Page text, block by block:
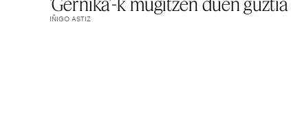
IÑIGO ASTIZ